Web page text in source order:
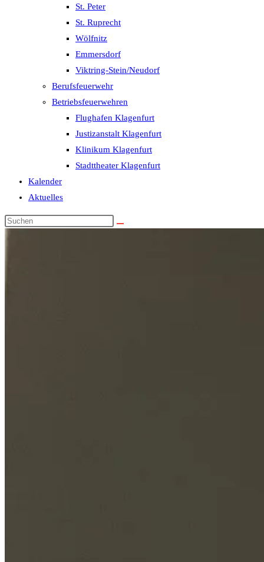
St. Peter
St. Ruprecht
Wölfnitz
Emmersdorf
Viktring-Stein/Neudorf
Berufsfeuerwehr
Betriebsfeuerwehren
Flughafen Klagenfurt
Justizanstalt Klagenfurt
Klinikum Klagenfurt
Stadttheater Klagenfurt
Kalender
Aktuelles
Diese